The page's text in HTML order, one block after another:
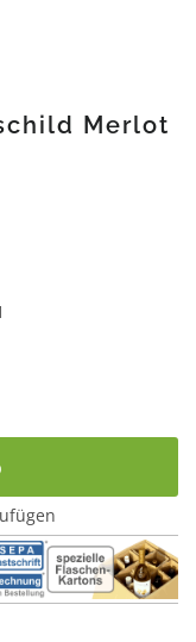
Merlot
Sternen